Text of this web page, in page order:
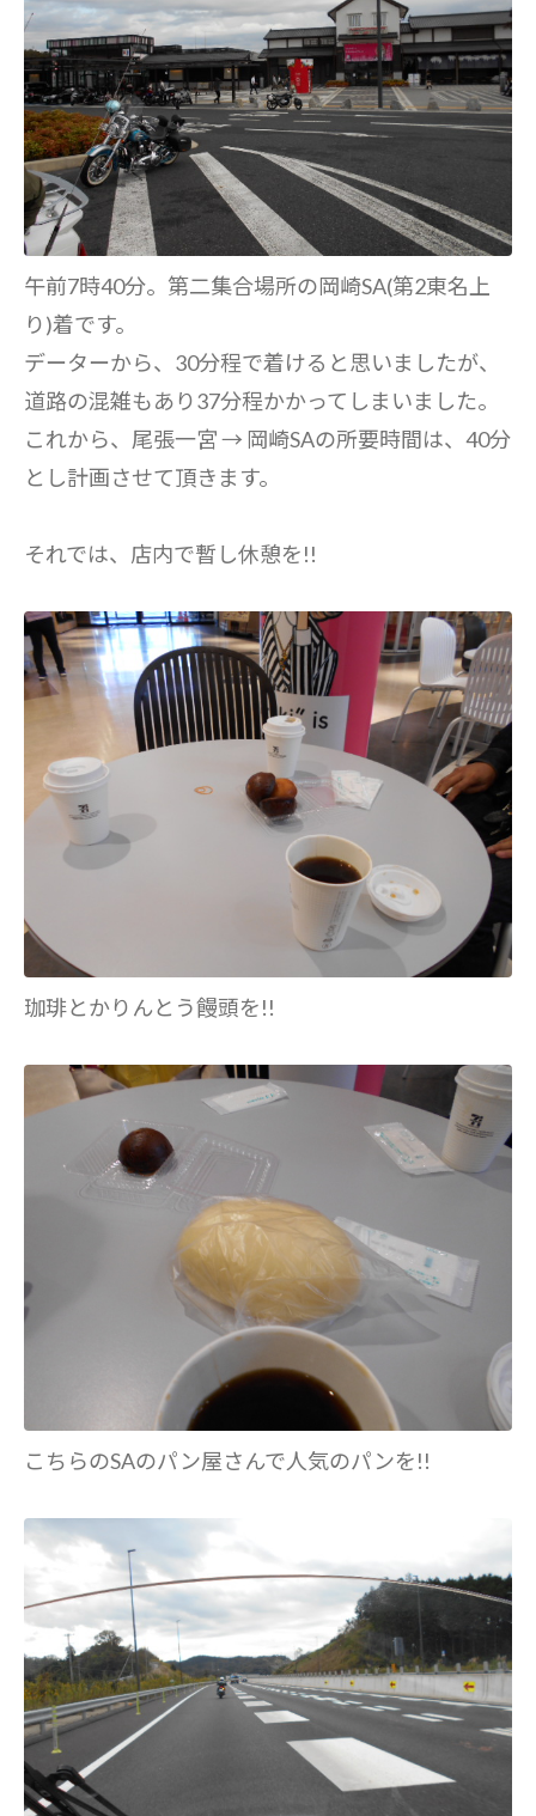
午前7時40分。第二集合場所の岡崎SA(第2東名上
り)着です。
データーから、30分程で着けると思いましたが、
道路の混雑もあり37分程かかってしまいました。
これから、尾張一宮 → 岡崎SAの所要時間は、40分
とし計画させて頂きます。
それでは、店内で暫し休憩を!!
珈琲とかりんとう饅頭を!!
こちらのSAのパン屋さんで人気のパンを!!